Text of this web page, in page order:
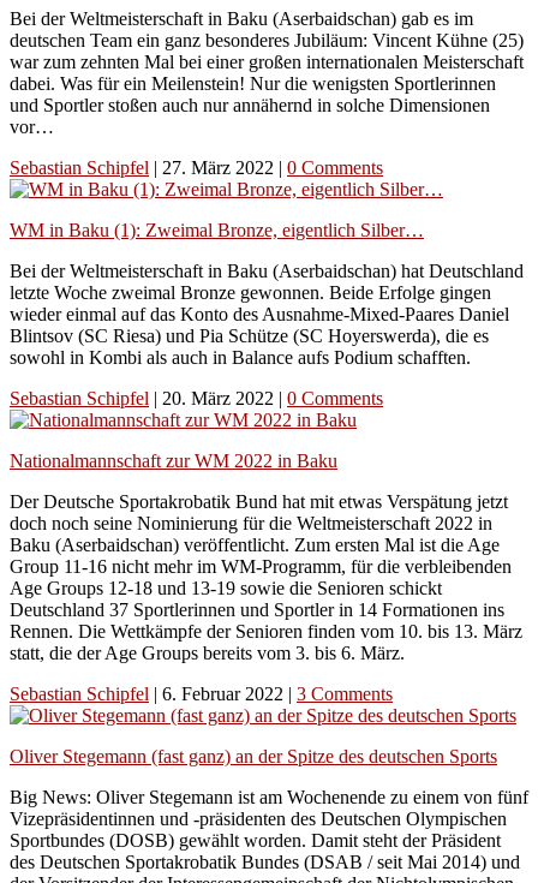
Bei der Weltmeisterschaft in Baku (Aserbaidschan) gab es im
deutschen Team ein ganz besonderes Jubiläum: Vincent Kühne (25)
war zum zehnten Mal bei einer großen internationalen Meisterschaft
dabei. Was für ein Meilenstein! Nur die wenigsten Sportlerinnen
und Sportler stoßen auch nur annähernd in solche Dimensionen
vor…
Sebastian Schipfel | 27. März 2022 | 0 Comments
WM in Baku (1): Zweimal Bronze, eigentlich Silber…
Bei der Weltmeisterschaft in Baku (Aserbaidschan) hat Deutschland
letzte Woche zweimal Bronze gewonnen. Beide Erfolge gingen
wieder einmal auf das Konto des Ausnahme-Mixed-Paares Daniel
Blintsov (SC Riesa) und Pia Schütze (SC Hoyerswerda), die es
sowohl in Kombi als auch in Balance aufs Podium schafften.
Sebastian Schipfel | 20. März 2022 | 0 Comments
Nationalmannschaft zur WM 2022 in Baku
Der Deutsche Sportakrobatik Bund hat mit etwas Verspätung jetzt
doch noch seine Nominierung für die Weltmeisterschaft 2022 in
Baku (Aserbaidschan) veröffentlicht. Zum ersten Mal ist die Age
Group 11-16 nicht mehr im WM-Programm, für die verbleibenden
Age Groups 12-18 und 13-19 sowie die Senioren schickt
Deutschland 37 Sportlerinnen und Sportler in 14 Formationen ins
Rennen. Die Wettkämpfe der Senioren finden vom 10. bis 13. März
statt, die der Age Groups bereits vom 3. bis 6. März.
Sebastian Schipfel | 6. Februar 2022 | 3 Comments
Oliver Stegemann (fast ganz) an der Spitze des deutschen Sports
Big News: Oliver Stegemann ist am Wochenende zu einem von fünf
Vizepräsidentinnen und -präsidenten des Deutschen Olympischen
Sportbundes (DOSB) gewählt worden. Damit steht der Präsident
des Deutschen Sportakrobatik Bundes (DSAB / seit Mai 2014) und